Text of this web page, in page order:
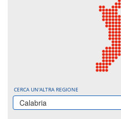
CERCA UN'ALTRA REGIONE
Calabria